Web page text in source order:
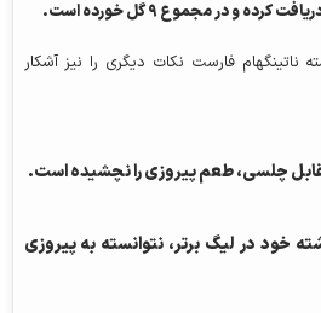
کرده و در مجموع ۹گل خورده است.
ناتینگهام فارست نکات دیگری را نیز آشکار
چلسی، طعم پیروزی را نچشیده است.
خود در لیگ برتر، نتوانسته به پیروزی